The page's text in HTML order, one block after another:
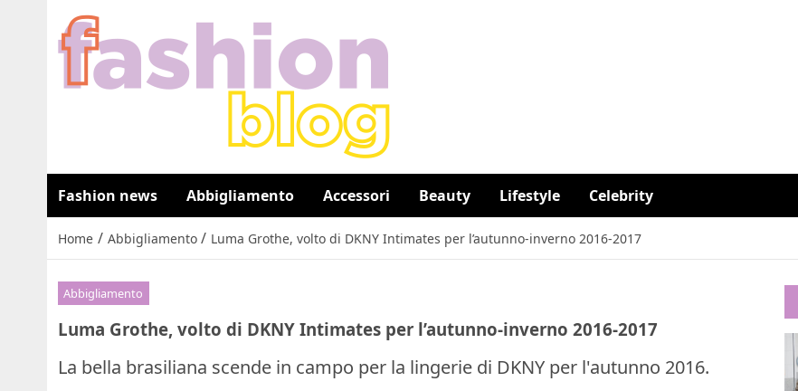
Fashion news Abbigliamento Accessori Beauty Lifestyle Celebrity
Home / Abbigliamento / Luma Grothe, volto di DKNY Intimates per l’autunno-inverno 2016-2017
Abbigliamento
Luma Grothe, volto di DKNY Intimates per l’autunno-inverno 2016-2017
La bella brasiliana scende in campo per la lingerie di DKNY per l'autunno 2016.